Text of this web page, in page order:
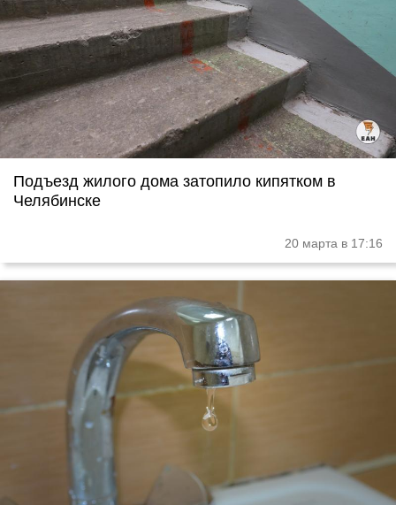
Подъезд жилого дома затопило кипятком в
Челябинске
20 марта в 17:16